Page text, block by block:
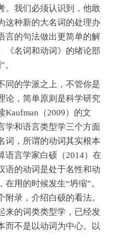
。我们必须认识到，他敢
这种新的大名词的处理办
言的句法做出更简单的解
《名词和动词》的绪论部
的学派之上，不管你是
论，简单原则是科学研究
Kaufman（2009）的文
学和语言类型学三个方面
词，所谓的动词其实根本
语言学家白硕（2014）在
语的动词是处于名性和动
用的时候发生“坍缩”。
录，介绍白硕的看法。
来的词类类型学，已经发
而不是以动词为中心。以